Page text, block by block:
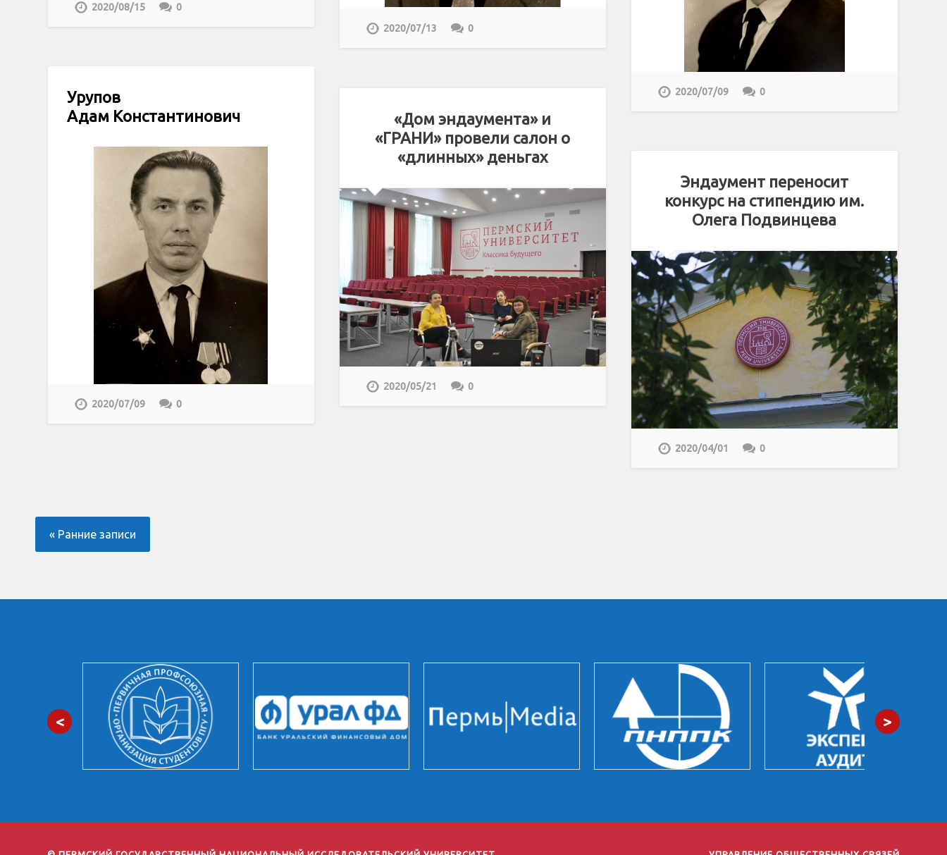
2020/08/15 0
2020/07/13 0
2020/07/09 0
Урупов
Адам Константинович
2020/07/09 0
«Дом эндаумента» и
«ГРАНИ» провели салон о
«длинных» деньгах
2020/05/21 0
Эндаумент переносит
конкурс на стипендию им.
Олега Подвинцева
2020/04/01 0
« Ранние записи
< >